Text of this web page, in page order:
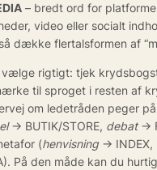
– bredt ord for
video eller socialt
dække flertalsformen af
vælge rigtigt: tjek
til sproget i resten af
om ledetråden peger
→ BUTIK/STORE, debat→
(henvisning→ INDEX,
På den måde kan du